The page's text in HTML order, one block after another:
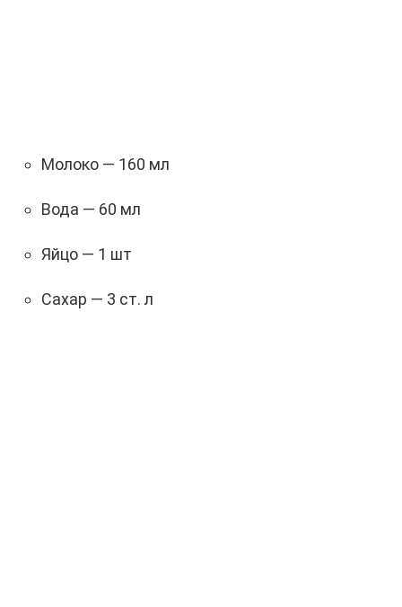
Молоко — 160 мл
Вода — 60 мл
Яйцо — 1 шт
Сахар — 3 ст. л